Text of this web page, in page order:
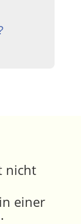
nicht
einer